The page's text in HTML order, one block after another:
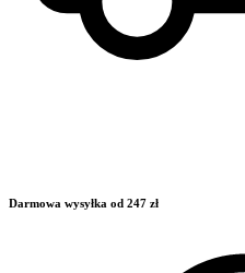
Darmowa wysyłka od 247 zł